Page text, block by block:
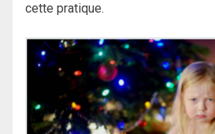
cette pratique.